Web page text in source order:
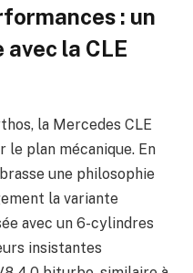
: un
avec la CLE
la Mercedes CLE
le plan mécanique. En
une philosophie
la variante
avec un 6-cylindres
insistantes